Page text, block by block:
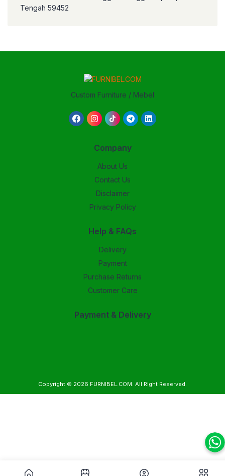
Tengah 59452
Custom Furniture / Mebel
Company
About Us
Contact Us
Disclaimer
Privacy Policy
Help & FAQs
Delivery
Payment
Purchase Returns
Customer Care
Payment & Delivery
Copyright © 2026 FURNIBEL.COM. All Right Reserved.